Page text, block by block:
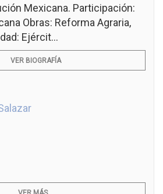
Mexicana. Participación:
Obras: Reforma Agraria,
Ejércit...
VER BIOGRAFÍA